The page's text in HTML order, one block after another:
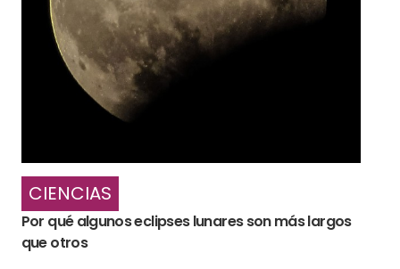
CIENCIAS
Por qué algunos eclipses lunares son más largos
que otros